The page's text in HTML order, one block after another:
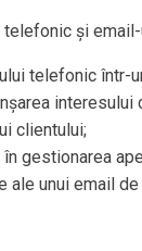
telefonic și
telefonic într-
interesului
clientului;
gestionarea
ale unui email de